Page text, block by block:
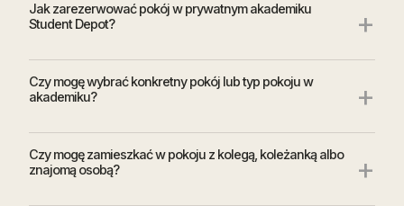
Jak zarezerwować pokój w prywatnym akademiku
Student Depot?
+
Czy mogę wybrać konkretny pokój lub typ pokoju w
akademiku?
+
Czy mogę zamieszkać w pokoju z kolegą, koleżanką albo
znajomą osobą?
+